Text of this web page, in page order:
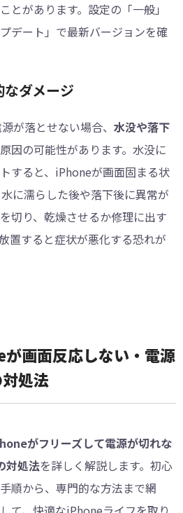
とがあります。設定の「一般」
デート」で最新バージョンを確
ダメージ
が落とせない場合、 水没や落下
因の可能性があります。水没に
すると、iPhoneが画面固まる状
に濡らした後や落下後に異常が
切り、乾燥させるか修理に出す
置すると症状が悪化する恐れが
画面反応しない・電源
処法
がフリーズして電源が切れな
対処法を詳しく解説します。初心
順から、専門的な方法まで網